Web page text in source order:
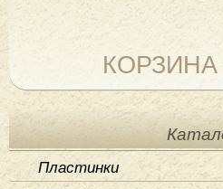
Пластинки